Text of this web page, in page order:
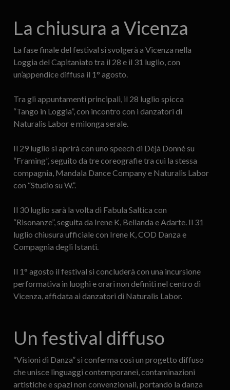
La chiusura a Vicenza
La fase finale del festival si svolgerà a Vicenza nella
Loggia del Capitaniato tra il 28 e il 31 luglio, con
un’appendice diffusa il 1° agosto.
Tra gli appuntamenti principali, il 28 luglio spicca
“Tango in Loggia”, con incontro con i danzatori di
Naturalis Labor e milonga serale.
Il 29 luglio si aprirà con uno speech di Déjà Donné su
“Framing”, seguito da tre coreografie tra cui la stessa
compagnia, Mandala Dance Company e Naturalis Labor
con “Studio su W.”.
Il 30 luglio sarà la volta di Fabula Saltica con
“Risonanze”, seguita da Irene K, Bellanda e Adarte. Il 31
luglio chiusura ufficiale con Irene K, COD Danza e
Compagnia degli Istanti.
Il 1° agosto il festival si concluderà con una incursione
performativa in luoghi e orari non definiti nel centro di
Vicenza, affidata ai danzatori di Naturalis Labor.
Un festival diffuso
“Visioni di Danza” si conferma così un progetto diffuso
che unisce linguaggi contemporanei, contaminazioni
artistiche e spazi non convenzionali, portando la danza